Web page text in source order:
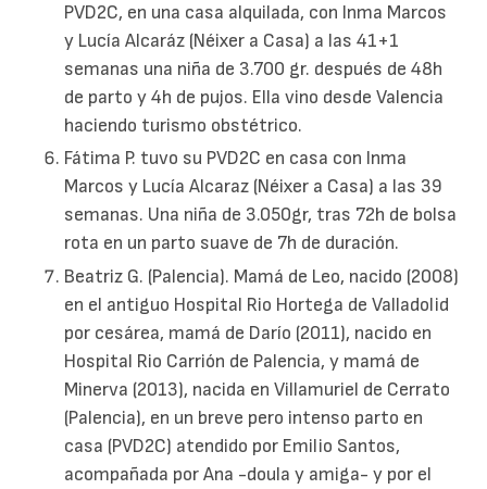
PVD2C, en una casa alquilada, con Inma Marcos
y Lucía Alcaráz (Néixer a Casa) a las 41+1
semanas una niña de 3.700 gr. después de 48h
de parto y 4h de pujos. Ella vino desde Valencia
haciendo turismo obstétrico.
Fátima P. tuvo su PVD2C en casa con Inma
Marcos y Lucía Alcaraz (Néixer a Casa) a las 39
semanas. Una niña de 3.050gr, tras 72h de bolsa
rota en un parto suave de 7h de duración.
Beatriz G. (Palencia). Mamá de Leo, nacido (2008)
en el antiguo Hospital Rio Hortega de Valladolid
por cesárea, mamá de Darío (2011), nacido en
Hospital Rio Carrión de Palencia, y mamá de
Minerva (2013), nacida en Villamuriel de Cerrato
(Palencia), en un breve pero intenso parto en
casa (PVD2C) atendido por Emilio Santos,
acompañada por Ana -doula y amiga- y por el